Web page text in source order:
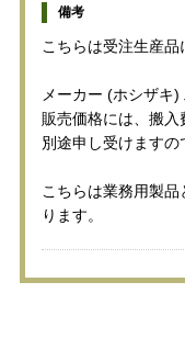
備考
こちらは受注生産品
メーカー (ホシザキ)
販売価格には、搬入
別途申し受けますの
こちらは業務用製
ります。